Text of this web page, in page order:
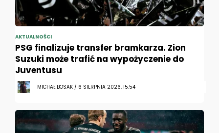
AKTUALNOŚCI
PSG finalizuje transfer bramkarza. Zion
Suzuki może trafić na wypożyczenie do
Juventusu
MICHAŁ BOSAK / 6 SIERPNIA 2026, 15:54